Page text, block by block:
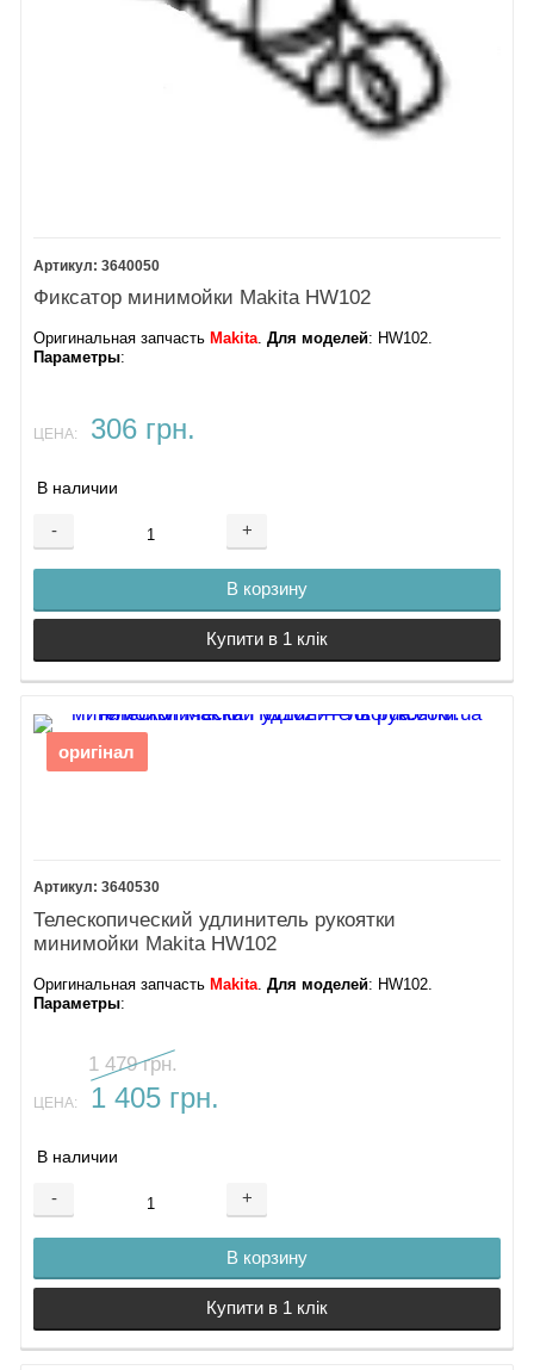
3640050
Фиксатор минимойки Makita HW102
Оригинальная запчасть Makita.Для моделей: HW102.
Параметры:
ЦЕНА: 306 грн.
В наличии
- +
В корзину
Купити в 1 клік
оригінал
3640530
Телескопический удлинитель рукоятки
минимойки Makita HW102
Оригинальная запчасть Makita .Для моделей: HW102.
Параметры:
1 479 грн.
ЦЕНА: 1 405 грн.
В наличии
- +
В корзину
Купити в 1 клік